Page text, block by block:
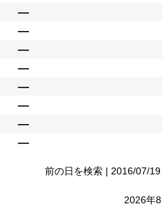
―
―
―
―
―
―
―
―
前の日を検索 | 2016/07/
2026年